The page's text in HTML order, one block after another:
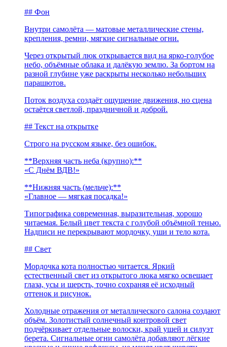
## Фон
Внутри самолёта — матовые металлические стены,
крепления, ремни, мягкие сигнальные огни.
Через открытый люк открывается вид на ярко-голубое
небо, объёмные облака и далёкую землю. За бортом на
разной глубине уже раскрыты несколько небольших
парашютов.
Поток воздуха создаёт ощущение движения, но сцена
остаётся светлой, праздничной и доброй.
## Текст на открытке
Строго на русском языке, без ошибок.
**Верхняя часть неба (крупно):**
«С Днём ВДВ!»
**Нижняя часть (мельче):**
«Главное — мягкая посадка!»
Типографика современная, выразительная, хорошо
читаемая. Белый цвет текста с голубой объёмной тенью.
Надписи не перекрывают мордочку, уши и тело кота.
## Свет
Мордочка кота полностью читается. Яркий
естественный свет из открытого люка мягко освещает
глаза, усы и шерсть, точно сохраняя её исходный
оттенок и рисунок.
Холодные отражения от металлического салона создают
объём. Золотистый солнечный контровой свет
подчёркивает отдельные волоски, край ушей и силуэт
берета. Сигнальные огни самолёта добавляют лёгкие